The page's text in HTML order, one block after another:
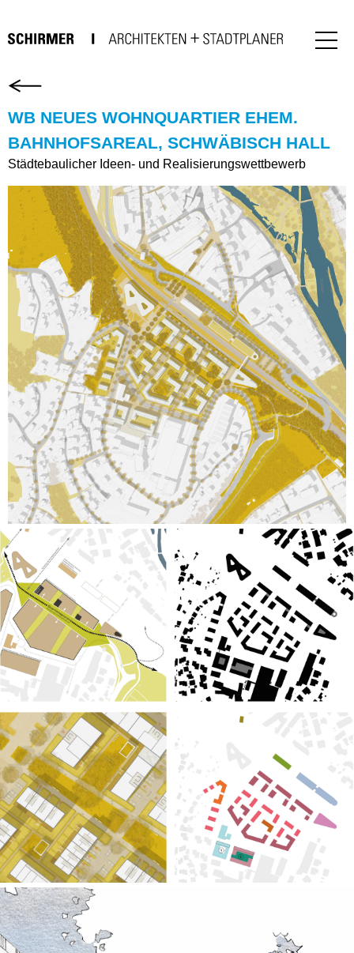
WB NEUES WOHNQUARTIER EHEM.
BAHNHOFSAREAL, SCHWÄBISCH HALL
Städtebaulicher Ideen- und Realisierungswettbewerb